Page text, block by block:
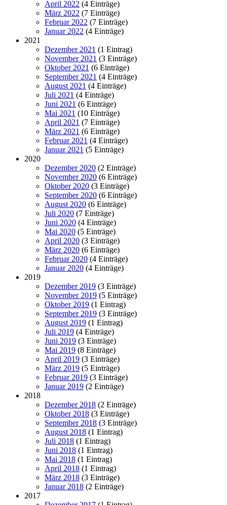
April 2022 (4 Einträge)
März 2022 (7 Einträge)
Februar 2022 (7 Einträge)
Januar 2022 (4 Einträge)
2021
Dezember 2021 (1 Eintrag)
November 2021 (3 Einträge)
Oktober 2021 (6 Einträge)
September 2021 (4 Einträge)
August 2021 (4 Einträge)
Juli 2021 (4 Einträge)
Juni 2021 (6 Einträge)
Mai 2021 (10 Einträge)
April 2021 (7 Einträge)
März 2021 (6 Einträge)
Februar 2021 (4 Einträge)
Januar 2021 (5 Einträge)
2020
Dezember 2020 (2 Einträge)
November 2020 (6 Einträge)
Oktober 2020 (3 Einträge)
September 2020 (6 Einträge)
August 2020 (6 Einträge)
Juli 2020 (7 Einträge)
Juni 2020 (4 Einträge)
Mai 2020 (5 Einträge)
April 2020 (3 Einträge)
März 2020 (6 Einträge)
Februar 2020 (4 Einträge)
Januar 2020 (4 Einträge)
2019
Dezember 2019 (3 Einträge)
November 2019 (5 Einträge)
Oktober 2019 (1 Eintrag)
September 2019 (3 Einträge)
August 2019 (1 Eintrag)
Juli 2019 (4 Einträge)
Juni 2019 (3 Einträge)
Mai 2019 (8 Einträge)
April 2019 (3 Einträge)
März 2019 (5 Einträge)
Februar 2019 (3 Einträge)
Januar 2019 (2 Einträge)
2018
Dezember 2018 (2 Einträge)
Oktober 2018 (3 Einträge)
September 2018 (3 Einträge)
August 2018 (1 Eintrag)
Juli 2018 (1 Eintrag)
Juni 2018 (1 Eintrag)
Mai 2018 (1 Eintrag)
April 2018 (1 Eintrag)
März 2018 (3 Einträge)
Januar 2018 (2 Einträge)
2017